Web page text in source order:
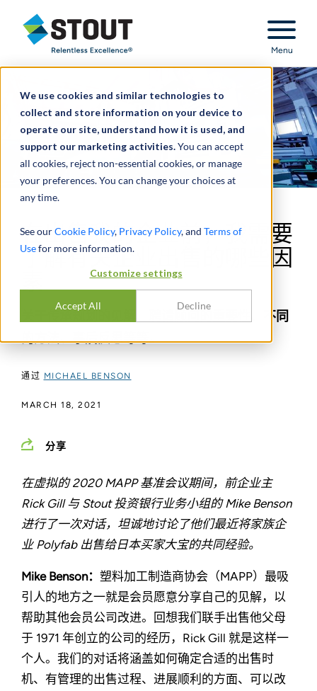
We use cookies and similar technologies to
collect and store information on your device to
operate our site, understand how it is used, and
support our marketing activities.You can accept
all cookies, reject non-essential cookies, or manage
your preferences. You can change your choices at
any time.
See ourCookie Policy, Privacy Policy, and Terms of
Usefor more information.
Customize settings
Accept All Decline
Stout Relentless Excellence
Menu
在出售我的企业前，我需要
了解有关企业出售的哪些因
关于传承规划的见解、聘请顾问的重要性、不同
的方法、事后反思等等。
通过 MICHAEL BENSON
MARCH 18, 2021
分享
在虚拟的 2020 MAPP 基准会议期间，前企业主
Rick Gill 与 Stout 投资银行业务小组的 Mike Benson
进行了一次对话，坦诚地讨论了他们最近将家族企
业 Polyfab 出售给日本买家大宝的共同经验。
Mike Benson： 塑料加工制造商协会（MAPP）最吸
引人的地方之一就是会员愿意分享自己的见解，以
帮助其他会员公司改进。回想我们联手出售他父母
于 1971 年创立的公司的经历，Rick Gill 就是这样一
个人。我们的对话将涵盖如何确定合适的出售时
机、有管理的出售过程、进展顺利的方面、可以改